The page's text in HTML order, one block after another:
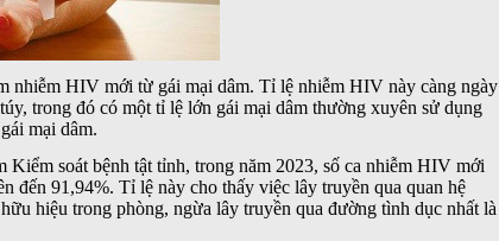
nhiễm HIV mới từ gái mại dâm. Tỉ lệ nhiễm HIV này càng ngày
trong đó có một tỉ lệ lớn gái mại dâm thường xuyên sử dụng
mại dâm.
Kiểm soát bệnh tật tỉnh, trong năm 2023, số ca nhiễm HIV mới
đến 91,94%. Tỉ lệ này cho thấy việc lây truyền qua quan hệ
hiệu trong phòng, ngừa lây truyền qua đường tình dục nhất là